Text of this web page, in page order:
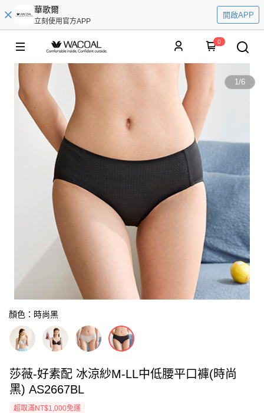
華歌爾
立刻使用官方APP
開啟APP
0
1/6
顏色：時尚黑
莎薇-好素配 冰涼紗M-LL中低腰平口褲(時尚
黑) AS2667BL
超取滿NT$1,000免運